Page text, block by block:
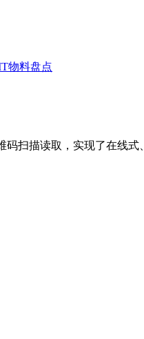
物料盘点
扫描读取，实现了在线式